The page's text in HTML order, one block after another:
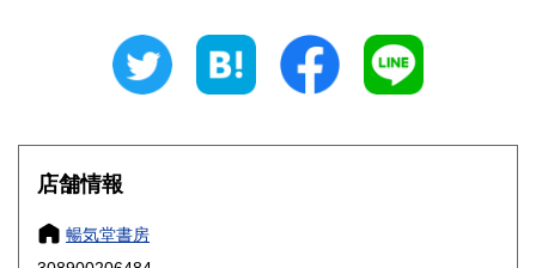
300円 三重県
大阪府
奈良県
店舗情報
暢気堂書房